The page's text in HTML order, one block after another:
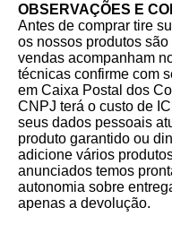
OBSERVAÇÕES E
Antes de comprar tire
os nossos produtos
vendas acompanham
técnicas confirme com
em Caixa Postal dos
CNPJ terá o custo de
seus dados pessoais
produto garantido ou
adicione vários
anunciados temos
autonomia sobre
apenas a devolução.